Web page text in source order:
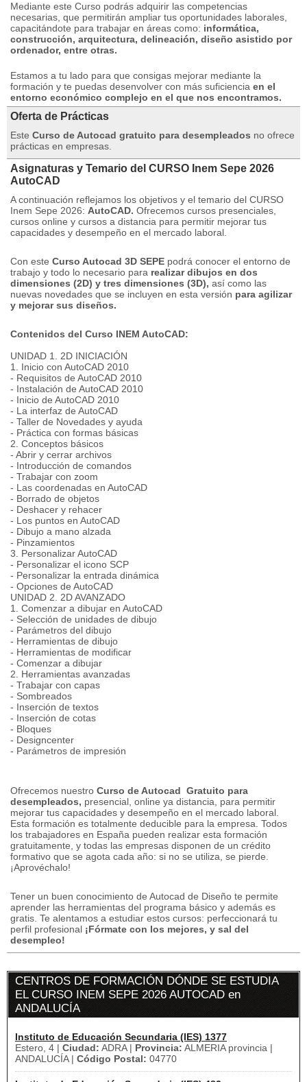
Mediante este Curso podrás adquirir las competencias
necesarias, que permitirán ampliar tus oportunidades laborales,
capacitándote para trabajar en áreas como: informática,
construcción, arquitectura, delineación, diseño asistido por
ordenador, entre otras.
Estamos a tu lado para que consigas mejorar mediante la
formación y te puedas desenvolver con más suficiencia en el
entorno económico complejo en el que nos encontramos.
Oferta de Prácticas
Este Curso de Autocad gratuito para desempleados no ofrece
prácticas en empresas.
Asignaturas y Temario del CURSO Inem Sepe 2026
AutoCAD
A continuación reflejamos los objetivos y el temario del CURSO
Inem Sepe 2026: AutoCAD. Ofrecemos cursos presenciales,
cursos online y cursos a distancia para permitir mejorar tus
capacidades y desempeño en el mercado laboral.
Con este Curso Autocad 3D SEPE podrá conocer el entorno de
trabajo y todo lo necesario para realizar dibujos en dos
dimensiones (2D) y tres dimensiones (3D), así como las
nuevas novedades que se incluyen en esta versión para agilizar
y mejorar sus diseños.
Contenidos del Curso INEM AutoCAD:
UNIDAD 1. 2D INICIACIÓN
1. Inicio con AutoCAD 2010
- Requisitos de AutoCAD 2010
- Instalación de AutoCAD 2010
- Inicio de AutoCAD 2010
- La interfaz de AutoCAD
- Taller de Novedades y ayuda
- Práctica con formas básicas
2. Conceptos básicos
- Abrir y cerrar archivos
- Introducción de comandos
- Trabajar con zoom
- Las coordenadas en AutoCAD
- Borrado de objetos
- Deshacer y rehacer
- Los puntos en AutoCAD
- Dibujo a mano alzada
- Pinzamientos
3. Personalizar AutoCAD
- Personalizar el icono SCP
- Personalizar la entrada dinámica
- Opciones de AutoCAD
UNIDAD 2. 2D AVANZADO
1. Comenzar a dibujar en AutoCAD
- Selección de unidades de dibujo
- Parámetros del dibujo
- Herramientas de dibujo
- Herramientas de modificar
- Comenzar a dibujar
2. Herramientas avanzadas
- Trabajar con capas
- Sombreados
- Inserción de textos
- Inserción de cotas
- Bloques
- Designcenter
- Parámetros de impresión
Ofrecemos nuestro Curso de Autocad Gratuito para
desempleados, presencial, online ya distancia, para permitir
mejorar tus capacidades y desempeño en el mercado laboral.
Esta formación es totalmente deducible para la empresa. Todos
los trabajadores en España pueden realizar esta formación
gratuitamente, y todas las empresas disponen de un crédito
formativo que se agota cada año: si no se utiliza, se pierde.
¡Aprovéchalo!
Tener un buen conocimiento de Autocad de Diseño te permite
aprender las herramientas del programa básico y además es
gratis. Te alentamos a estudiar estos cursos: perfeccionará tu
perfil profesional ¡Fórmate con los mejores, y sal del
desempleo!
CENTROS DE FORMACIÓN DÓNDE SE ESTUDIA
EL CURSO INEM SEPE 2026 AUTOCAD en
ANDALUCÍA
Instituto de Educación Secundaria (IES) 1377
Estero, 4 | Ciudad: ADRA | Provincia: ALMERIA provincia |
ANDALUCÍA | Código Postal: 04770